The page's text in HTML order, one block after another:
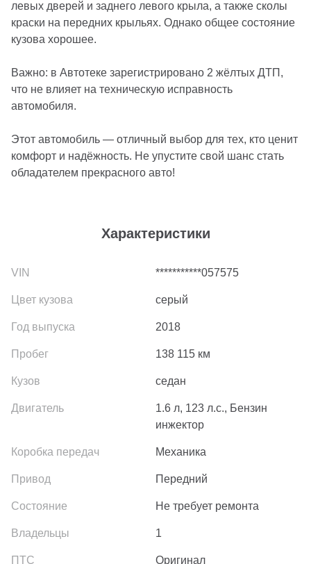
Характеристики
***********057575
серый
2018
138 115 км
седан
1.6 л, 123 л.с., Бензин
инжектор
Механика
Передний
Не требует ремонта
1
Оригинал
левых дверей и заднего левого крыла, а также сколы
краски на передних крыльях. Однако общее состояние
кузова хорошее.
Важно: в Автотеке зарегистрировано 2 жёлтых ДТП,
что не влияет на техническую исправность
автомобиля.
Этот автомобиль — отличный выбор для тех, кто ценит
комфорт и надёжность. Не упустите свой шанс стать
обладателем прекрасного авто!